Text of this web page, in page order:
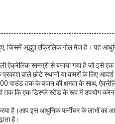
जिसमें अद्भुत एक्रिलिक गोल मेज है। यह
ऐक्रेलिक सामग्री से बनाया गया है जो इसे
वाले छोटे स्थानों या कमरों के लिए आदर्श
पाउंड तक के वजन की क्षमता के साथ,
तक कि एक डिस्प्ले स्टैंड के रूप में उपयोग
है।आप इस आधुनिक फर्नीचर के लाभों
है।